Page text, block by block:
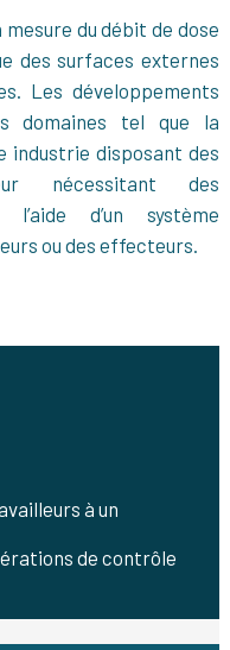
du débit de dose
des surfaces externes
Les développements
domaines tel que la
industrie disposant des
nécessitant des
d’un système
ou des effecteurs.
à un
de contrôle